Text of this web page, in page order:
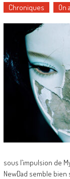
Chroniques On
sous l’impulsion de
NewDad semble bien